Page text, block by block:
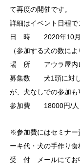
て再度の開催です。
詳細はイベント日程で
日 時 2020年10月
（参加する犬の数によ
場 所 アウラ屋内
募集数 犬1頭に対し
が、犬なしでの参加も
参加費 18000円/人
※参加費にはセミナー
ーキ代・犬の手作り
受 付 メールにてお